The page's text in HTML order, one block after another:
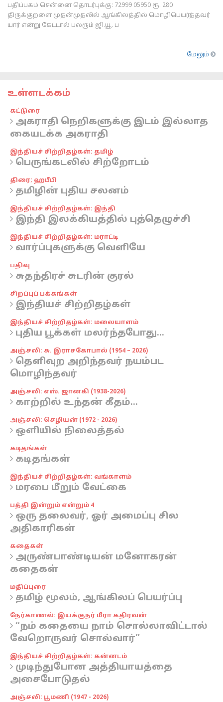
பதிப்பகம் சென்னை தொடர்புக்கு: 72999 05950 ரூ. 280
திருக்குறளை முதன்முதலில் ஆங்கிலத்தில் மொழிபெயர்த்தவர்
யார் என்று கேட்டால் பலரும் ஜி.யூ. ப
மேலும்
உள்ளடக்கம்
கட்டுரை
அகராதி நெறிகளுக்கு இடம் இல்லாத
கையடக்க அகராதி
இந்தியச் சிற்றிதழ்கள்: தமிழ்
பெருங்கடலில் சிற்றோடம்
திரை; ஹபீபி
தமிழின் புதிய சலனம்
இந்தியச் சிற்றிதழ்கள்: இந்தி
இந்தி இலக்கியத்தில் புத்தெழுச்சி
இந்தியச் சிற்றிதழ்கள்: மராட்டி
வார்ப்புகளுக்கு வெளியே
பதிவு
சுதந்திரச் சுடரின் குரல்
சிறப்புப் பக்கங்கள்
இந்தியச் சிற்றிதழ்கள்
இந்தியச் சிற்றிதழ்கள்: மலையாளம்
புதிய பூக்கள் மலர்ந்தபோது...
அஞ்சலி: சு. இராசகோபால் (1954 – 2026)
தெளிவுற அறிந்தவர் நயம்பட
மொழிந்தவர்
அஞ்சலி: எஸ். ஜானகி (1938-2026)
காற்றில் உந்தன் கீதம்...
அஞ்சலி: செழியன் (1972 - 2026)
ஒளியில் நிலைத்தல்
கடிதங்கள்
கடிதங்கள்
இந்தியச் சிற்றிதழ்கள்: வங்காளம்
மரபை மீறும் வேட்கை
பத்தி இன்றும் என்றும் 4
ஒரு தலைவர், ஓர் அமைப்பு சில
அதிகாரிகள்
கதைகள்
அருண்பாண்டியன் மனோகரன்
கதைகள்
மதிப்புரை
தமிழ் மூலம், ஆங்கிலப் பெயர்ப்பு
நேர்காணல்: இயக்குநர் மீரா கதிரவன்
“நம் கதையை நாம் சொல்லாவிட்டால்
வேறொருவர் சொல்வார்”
இந்தியச் சிற்றிதழ்கள்: கன்னடம்
முடிந்துபோன அத்தியாயத்தை
அசைபோடுதல்
அஞ்சலி: பூமணி (1947 - 2026)